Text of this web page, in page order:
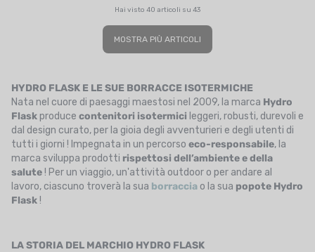
Hai visto 40 articoli su 43
MOSTRA PIÙ ARTICOLI
HYDRO FLASK E LE SUE BORRACCE ISOTERMICHE
Nata nel cuore di paesaggi maestosi nel 2009, la marca Hydro
Flask produce contenitori isotermici leggeri, robusti, durevoli e
dal design curato, per la gioia degli avventurieri e degli utenti di
tutti i giorni ! Impegnata in un percorso eco-responsabile, la
marca sviluppa prodotti rispettosi dell’ambiente e della
salute ! Per un viaggio, un'attività outdoor o per andare al
lavoro, ciascuno troverà la sua borraccia o la sua popote Hydro
Flask !
LA STORIA DEL MARCHIO HYDRO FLASK